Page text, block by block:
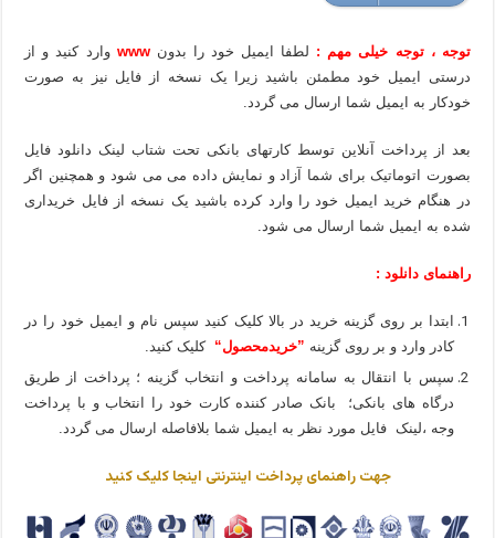
توجه ، توجه خیلی مهم : لطفا ایمیل خود را بدون www وارد کنید و از
درستی ایمیل خود مطمئن باشید زیرا یک نسخه از فایل نیز به صورت
خودکار به ایمیل شما ارسال می گردد.
بعد از پرداخت آنلاین توسط کارتهای بانکی تحت شتاب لینک دانلود فایل
بصورت اتوماتیک برای شما آزاد و نمایش داده می می شود و همچنین اگر
در هنگام خرید ایمیل خود را وارد کرده باشید یک نسخه از فایل خریداری
شده به ایمیل شما ارسال می شود.
راهنمای دانلود :
ابتدا بر روی گزینه خرید در بالا کلیک کنید سپس نام و ایمیل خود را در
کادر وارد و بر روی گزینه ”خریدمحصول“ کلیک کنید.
سپس با انتقال به سامانه پرداخت و انتخاب گزینه ؛ پرداخت از طریق
درگاه های بانکی؛ بانک صادر کننده کارت خود را انتخاب و با پرداخت
وجه ،لینک فایل مورد نظر به ایمیل شما بلافاصله ارسال می گردد.
جهت راهنمای پرداخت اینترنتی اینجا کلیک کنید